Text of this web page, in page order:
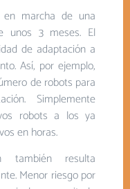
marcha de una
unos 3 meses. El
de adaptación a
Así, por ejemplo,
de robots para
Simplemente
robots a los ya
en horas.
resulta
Menor riesgo por